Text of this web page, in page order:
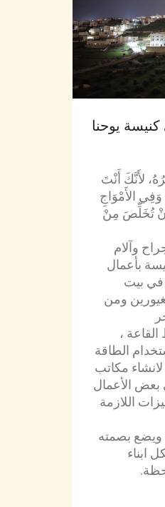
يوحنا
لأَنَّكَ أَنْتَ
الأَمْوَاجِ
تُخَلِّصَ مِنْ
وآلام
بأعمال
في بيت
ومن
،
الطاقة
مكاتب
بعض الأعمال
اللازمة
بصمته
ابناء